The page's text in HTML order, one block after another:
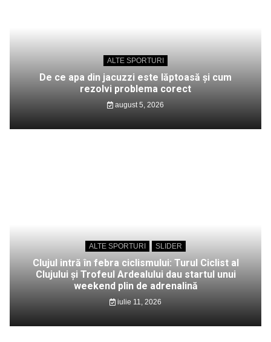
ALTE SPORTURI
De ce apa din jacuzzi este lăptoasă și cum
rezolvi problema corect
august 5, 2026
ALTE SPORTURI SLIDER
Clujul intră în febra ciclismului: Turul Ciclist al
Clujului și Trofeul Ardealului dau startul unui
weekend plin de adrenalină
iulie 11, 2026